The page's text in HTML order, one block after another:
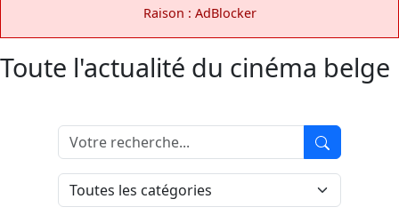
Raison : AdBlocker
Toute l'actualité du cinéma belge